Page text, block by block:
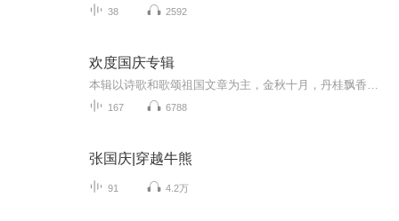
38 2592
欢度国庆专辑
167 6788
张国庆|穿越牛熊
91 4.2万